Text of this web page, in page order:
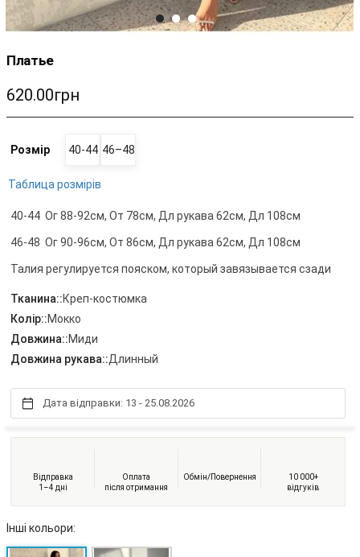
Платье
620.00грн
Розмір 40-44 46–48
Таблица розмірів
40-44 Ог 88-92см, От 78см, Дл рукава 62см, Дл 108см
46-48 Ог 90-96см, От 86см, Дл рукава 62см, Дл 108см
Талия регулируется пояском, который завязывается сзади
Тканина::Креп-костюмка
Колір::Мокко
Довжина::Миди
Довжина рукава::Длинный
Дата відправки: 13 - 25.08.2026
Відправка
1–4 дні
Оплата
після отримання
Обмін/Повернення
10 000+
відгуків
Інші кольори: